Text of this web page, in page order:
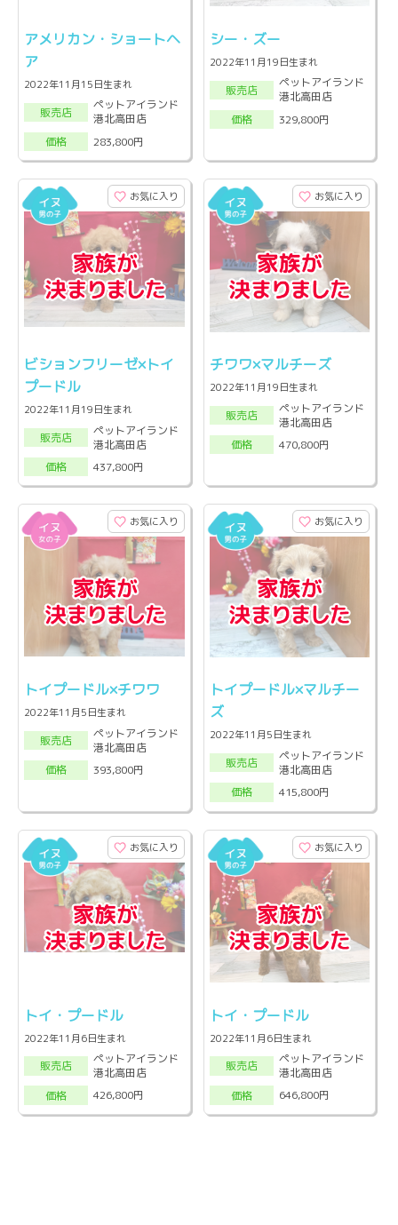
アメリカン・ショートヘ
ア
2022年11月15日生まれ
販売店
ペットアイランド
港北高田店
価格
283,800円
シー・ズー
2022年11月19日生まれ
販売店
ペットアイランド
港北高田店
価格
329,800円
お気に入り
ビションフリーゼ×トイ
プードル
2022年11月19日生まれ
販売店
ペットアイランド
港北高田店
価格
437,800円
お気に入り
チワワ×マルチーズ
2022年11月19日生まれ
販売店
ペットアイランド
港北高田店
価格
470,800円
お気に入り
トイプードル×チワワ
2022年11月5日生まれ
販売店
ペットアイランド
港北高田店
価格
393,800円
お気に入り
トイプードル×マルチー
ズ
2022年11月5日生まれ
販売店
ペットアイランド
港北高田店
価格
415,800円
お気に入り
トイ・プードル
2022年11月6日生まれ
販売店
ペットアイランド
港北高田店
価格
426,800円
お気に入り
トイ・プードル
2022年11月6日生まれ
販売店
ペットアイランド
港北高田店
価格
646,800円